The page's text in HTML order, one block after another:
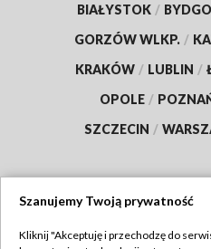
BIAŁYSTOK /
GORZÓW WLKP. /
KRAKÓW / LUBLIN /
OPOLE /
SZCZECIN /
Szanujemy Twoją prywatność
Kliknij "Akceptuję i przechodzę do